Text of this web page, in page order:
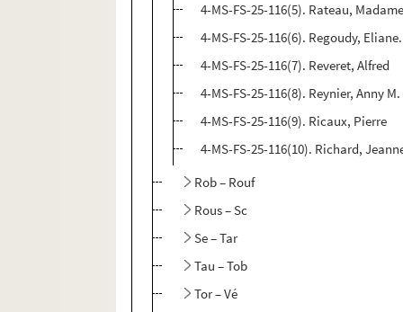
4-MS-FS-25-116(5). Rateau,
4-MS-FS-25-116(6). Regoudy,
4-MS-FS-25-116(7). Reveret, Alfred
4-MS-FS-25-116(8). Reynier, Anny M.
4-MS-FS-25-116(9). Ricaux, Pierre
4-MS-FS-25-116(10). Richard,
Rob – Rouf
Rous – Sc
Se – Tar
Tau – Tob
Tor – Vé